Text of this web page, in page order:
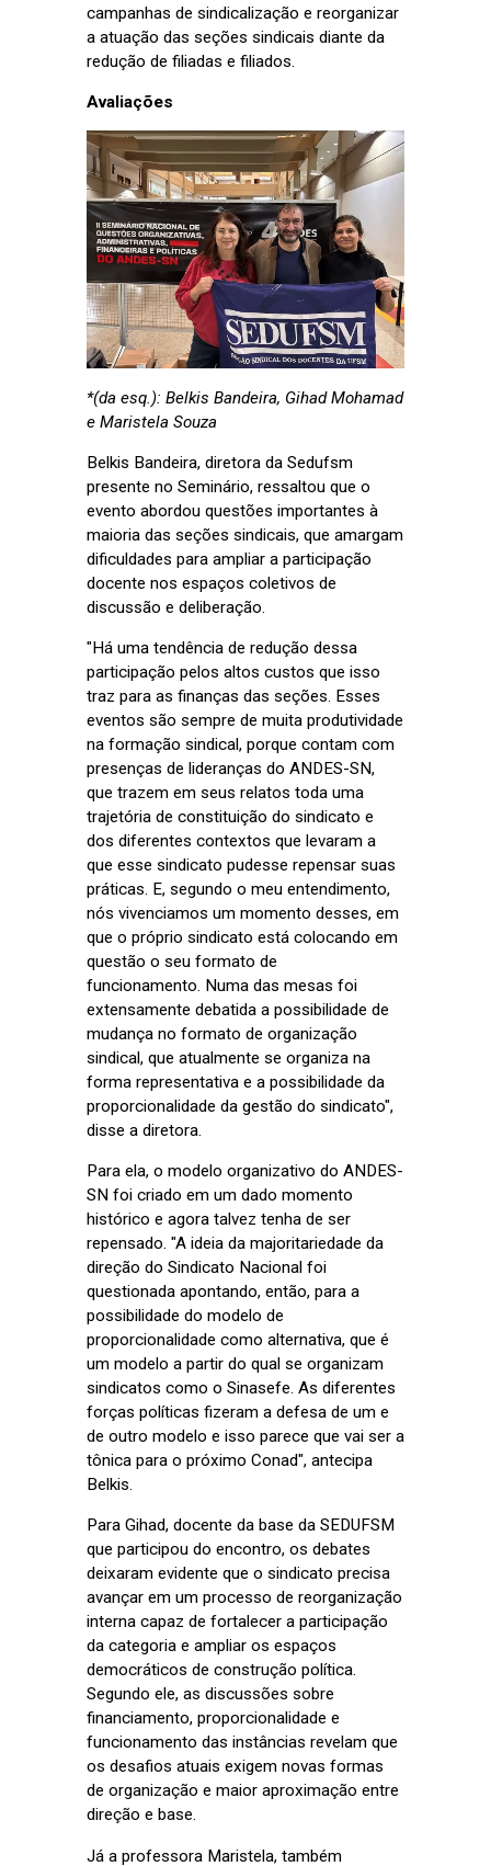
campanhas de sindicalização e reorganizar
a atuação das seções sindicais diante da
redução de filiadas e filiados.
Avaliações
*(da esq.): Belkis Bandeira, Gihad Mohamad
e Maristela Souza
Belkis Bandeira, diretora da Sedufsm
presente no Seminário, ressaltou que o
evento abordou questões importantes à
maioria das seções sindicais, que amargam
dificuldades para ampliar a participação
docente nos espaços coletivos de
discussão e deliberação.
"Há uma tendência de redução dessa
participação pelos altos custos que isso
traz para as finanças das seções. Esses
eventos são sempre de muita produtividade
na formação sindical, porque contam com
presenças de lideranças do ANDES-SN,
que trazem em seus relatos toda uma
trajetória de constituição do sindicato e
dos diferentes contextos que levaram a
que esse sindicato pudesse repensar suas
práticas. E, segundo o meu entendimento,
nós vivenciamos um momento desses, em
que o próprio sindicato está colocando em
questão o seu formato de
funcionamento. Numa das mesas foi
extensamente debatida a possibilidade de
mudança no formato de organização
sindical, que atualmente se organiza na
forma representativa e a possibilidade da
proporcionalidade da gestão do sindicato",
disse a diretora.
Para ela, o modelo organizativo do ANDES-
SN foi criado em um dado momento
histórico e agora talvez tenha de ser
repensado. "A ideia da majoritariedade da
direção do Sindicato Nacional foi
questionada apontando, então, para a
possibilidade do modelo de
proporcionalidade como alternativa, que é
um modelo a partir do qual se organizam
sindicatos como o Sinasefe. As diferentes
forças políticas fizeram a defesa de um e
de outro modelo e isso parece que vai ser a
tônica para o próximo Conad", antecipa
Belkis.
Para Gihad, docente da base da SEDUFSM
que participou do encontro, os debates
deixaram evidente que o sindicato precisa
avançar em um processo de reorganização
interna capaz de fortalecer a participação
da categoria e ampliar os espaços
democráticos de construção política.
Segundo ele, as discussões sobre
financiamento, proporcionalidade e
funcionamento das instâncias revelam que
os desafios atuais exigem novas formas
de organização e maior aproximação entre
direção e base.
Já a professora Maristela, também